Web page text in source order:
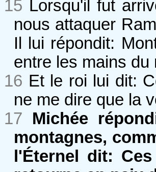
15 Lorsqu'il fut
nous attaquer
Il lui répondit:
entre les mains du
16 Et le roi lui dit:
ne me dire que la
17 Michée
montagnes,
l'Éternel dit: